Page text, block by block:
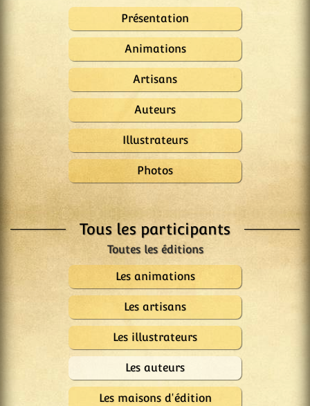
Présentation
Animations
Artisans
Auteurs
Illustrateurs
Photos
Tous les participants
Les animations
Les artisans
Les illustrateurs
Les auteurs
Les maisons d'édition